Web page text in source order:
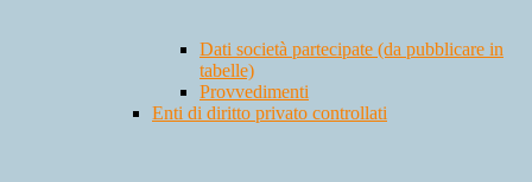
Dati società partecipate (da pubblicare in
tabelle)
Provvedimenti
Enti di diritto privato controllati